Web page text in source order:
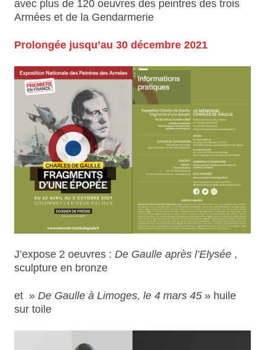
avec plus de 120 oeuvres des peintres des trois
Armées et de la Gendarmerie
Prolongée jusqu’au 30 décembre 2021
J’expose 2 oeuvres : De Gaulle après l’Elysée,
sculpture en bronze
et » De Gaulle à Limoges, le 4 mars 45» huile
sur toile